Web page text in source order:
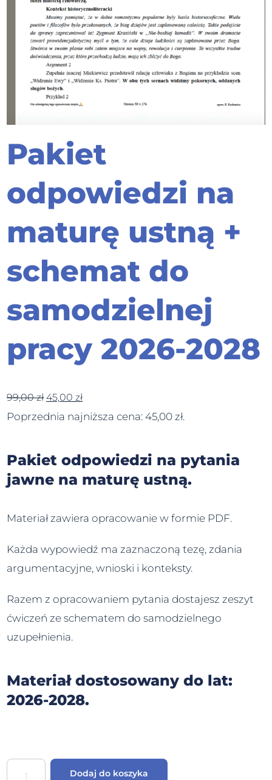
Pakiet
odpowiedzi na
maturę ustną +
schemat do
samodzielnej
pracy 2026-2028
99,00zł 45,00 zł
Poprzednia najniższa cena: 45,00 zł.
Pakiet odpowiedzi na pytania
jawne na maturę ustną.
Materiał zawiera opracowanie w formie PDF.
Każda wypowiedź ma zaznaczoną tezę, zdania
argumentacyjne, wnioski i konteksty.
Razem z opracowaniem pytania dostajesz zeszyt
ćwiczeń ze schematem do samodzielnego
uzupełnienia.
Materiał dostosowany do lat:
2026-2028.
Dodaj do koszyka